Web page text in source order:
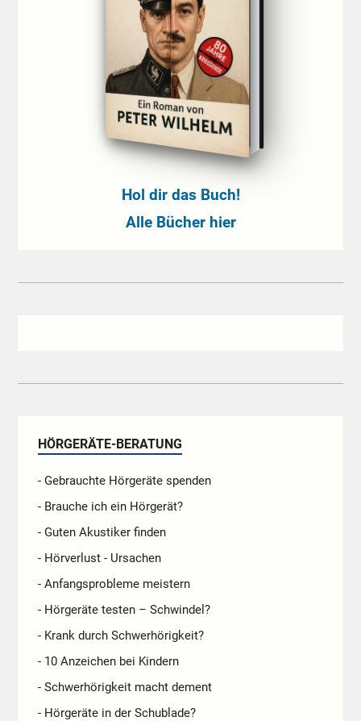
Hol dir das Buch!
Alle Bücher hier
HÖRGERÄTE-BERATUNG
- Gebrauchte Hörgeräte spenden
- Brauche ich ein Hörgerät?
- Guten Akustiker finden
- Hörverlust - Ursachen
- Anfangsprobleme meistern
- Hörgeräte testen – Schwindel?
- Krank durch Schwerhörigkeit?
- 10 Anzeichen bei Kindern
- Schwerhörigkeit macht dement
- Hörgeräte in der Schublade?